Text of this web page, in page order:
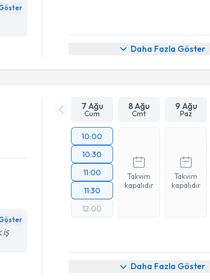
Daha Fazla Göster
İŞ
7 Ağu
Cum
8 Ağu
Cmt
9 Ağu
Paz
10:00
10:30
11:00
11:30
12:00
Takvim
kapalıdır
Takvim
kapalıdır
Daha Fazla Göster